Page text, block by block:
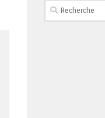
Rechercher :